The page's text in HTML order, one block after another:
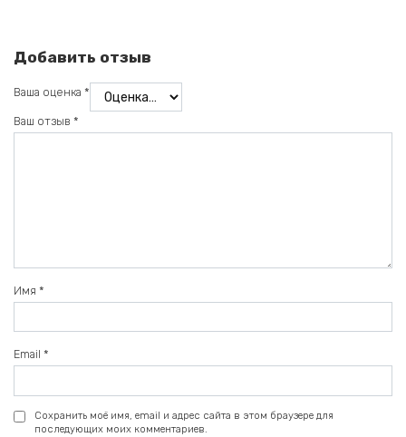
Добавить отзыв
Ваша оценка *
Ваш отзыв *
Имя *
Email *
Сохранить моё имя, email и адрес сайта в этом браузере для
последующих моих комментариев.